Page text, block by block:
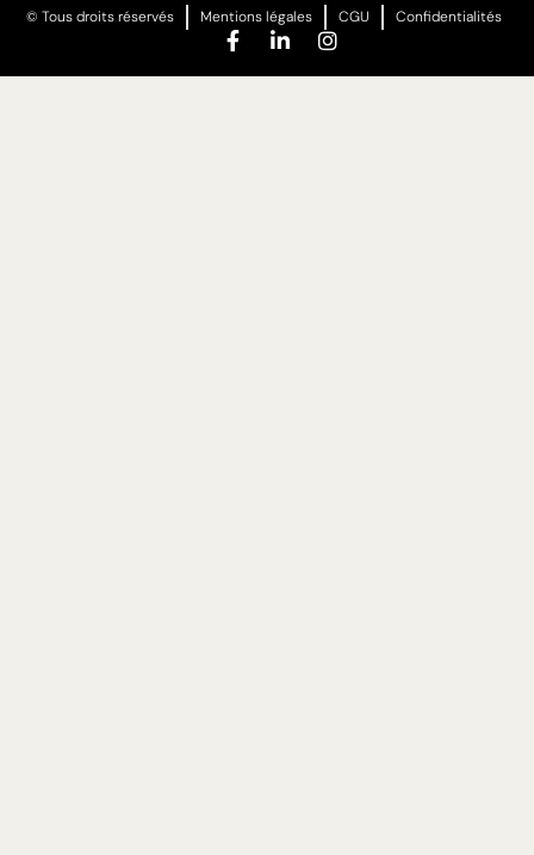
© Tous droits réservés Mentions légales CGU Confidentialités